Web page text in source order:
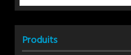
Produits